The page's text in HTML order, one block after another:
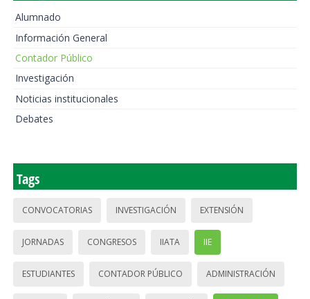
Alumnado
Información General
Contador Público
Investigación
Noticias institucionales
Debates
Tags
CONVOCATORIAS INVESTIGACIÓN EXTENSIÓN
JORNADAS CONGRESOS IIATA IIE
ESTUDIANTES CONTADOR PÚBLICO ADMINISTRACIÓN